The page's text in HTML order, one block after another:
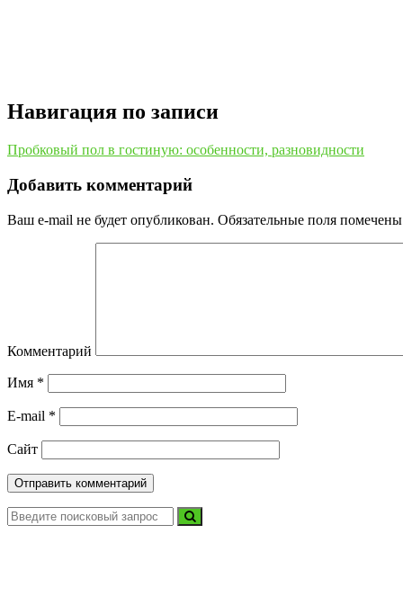
Навигация по записи
Пробковый пол в гостиную: особенности, разновидности
Добавить комментарий
Ваш e-mail не будет опубликован. Обязательные поля помечены
Комментарий
Имя *
E-mail *
Сайт